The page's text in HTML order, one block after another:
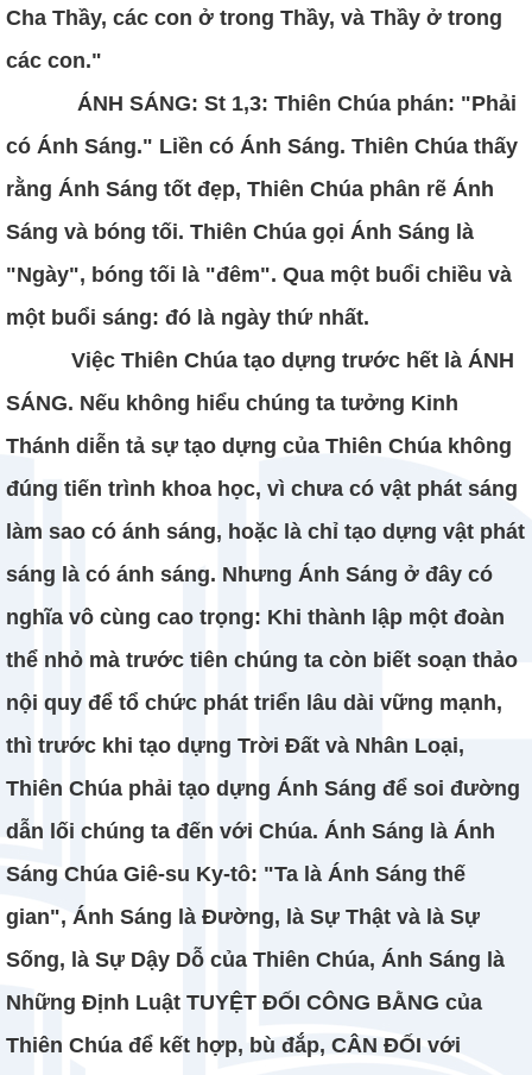
Cha Thầy, các con ở trong Thầy, và Thầy ở trong
các con."
ÁNH SÁNG: St 1,3: Thiên Chúa phán: "Phải
có Ánh Sáng." Liền có Ánh Sáng. Thiên Chúa thấy
rằng Ánh Sáng tốt đẹp, Thiên Chúa phân rẽ Ánh
Sáng và bóng tối. Thiên Chúa gọi Ánh Sáng là
"Ngày", bóng tối là "đêm". Qua một buổi chiều và
một buổi sáng: đó là ngày thứ nhất.
Việc Thiên Chúa tạo dựng trước hết là ÁNH
SÁNG. Nếu không hiểu chúng ta tưởng Kinh
Thánh diễn tả sự tạo dựng của Thiên Chúa không
đúng tiến trình khoa học, vì chưa có vật phát sáng
làm sao có ánh sáng, hoặc là chỉ tạo dựng vật phát
sáng là có ánh sáng. Nhưng Ánh Sáng ở đây có
nghĩa vô cùng cao trọng: Khi thành lập một đoàn
thể nhỏ mà trước tiên chúng ta còn biết soạn thảo
nội quy để tổ chức phát triển lâu dài vững mạnh,
thì trước khi tạo dựng Trời Đất và Nhân Loại,
Thiên Chúa phải tạo dựng Ánh Sáng để soi đường
dẫn lối chúng ta đến với Chúa. Ánh Sáng là Ánh
Sáng Chúa Giê-su Ky-tô: "Ta là Ánh Sáng thế
gian", Ánh Sáng là Đường, là Sự Thật và là Sự
Sống, là Sự Dậy Dỗ của Thiên Chúa, Ánh Sáng là
Những Định Luật TUYỆT ĐỐI CÔNG BẰNG của
Thiên Chúa để kết hợp, bù đắp, CÂN ĐỐI với